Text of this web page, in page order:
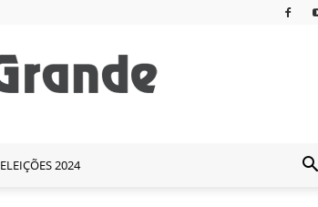
ELEIÇÕES 2024